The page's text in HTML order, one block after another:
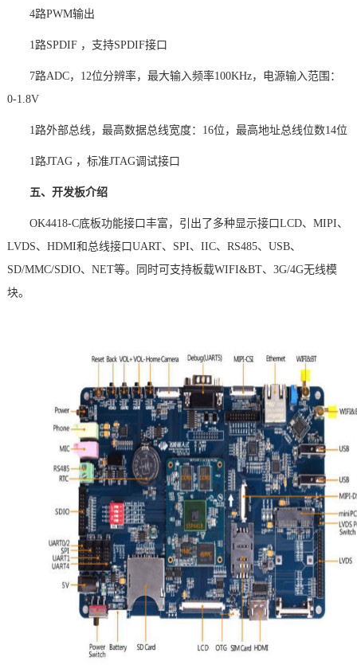
4路PWM输出
1路SPDIF ，支持SPDIF接口
7路ADC，12位分辨率，最大输入频率100KHz，电源输入范围：
0-1.8V
1路外部总线，最高数据总线宽度：16位，最高地址总线位数14位
1路JTAG ，标准JTAG调试接口
五、开发板介绍
OK4418-C底板功能接口丰富，引出了多种显示接口LCD、MIPI、
LVDS、HDMI和总线接口UART、SPI、IIC、RS485、USB、
SD/MMC/SDIO、NET等。同时可支持板载WIFI&BT、3G/4G无线模
块。